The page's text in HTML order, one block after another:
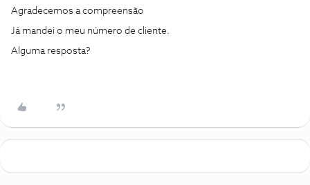
Agradecemos a compreensão
Já mandei o meu número de cliente.
Alguma resposta?